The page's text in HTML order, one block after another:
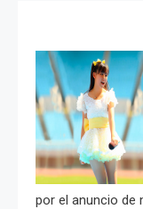
por el anuncio de